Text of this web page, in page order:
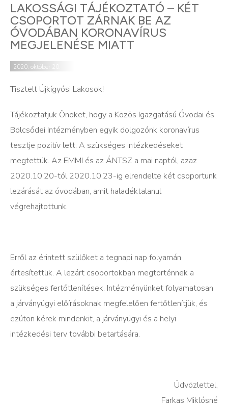
LAKOSSÁGI TÁJÉKOZTATÓ – KÉT
CSOPORTOT ZÁRNAK BE AZ
ÓVODÁBAN KORONAVÍRUS
MEGJELENÉSE MIATT
2020. október 20.
Tisztelt Újkígyósi Lakosok!
Tájékoztatjuk Önöket, hogy a Közös Igazgatású Óvodai és
Bölcsődei Intézményben egyik dolgozónk koronavírus
tesztje pozitív lett. A szükséges intézkedéseket
megtettük. Az EMMI és az ÁNTSZ a mai naptól, azaz
2020.10.20-tól 2020.10.23-ig elrendelte két csoportunk
lezárását az óvodában, amit haladéktalanul
végrehajtottunk.
Erről az érintett szülőket a tegnapi nap folyamán
értesítettük. A lezárt csoportokban megtörténnek a
szükséges fertőtlenítések. Intézményünket folyamatosan
a járványügyi előírásoknak megfelelően fertőtlenítjük, és
ezúton kérek mindenkit, a járványügyi és a helyi
intézkedési terv további betartására.
Üdvözlettel,
Farkas Miklósné